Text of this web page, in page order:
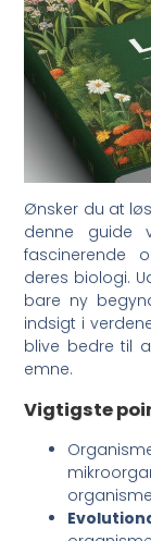
Ønsker du at
denne
fascinerende
deres biologi.
bare ny
indsigt i
blive bedre til
emne.
Vigtigste